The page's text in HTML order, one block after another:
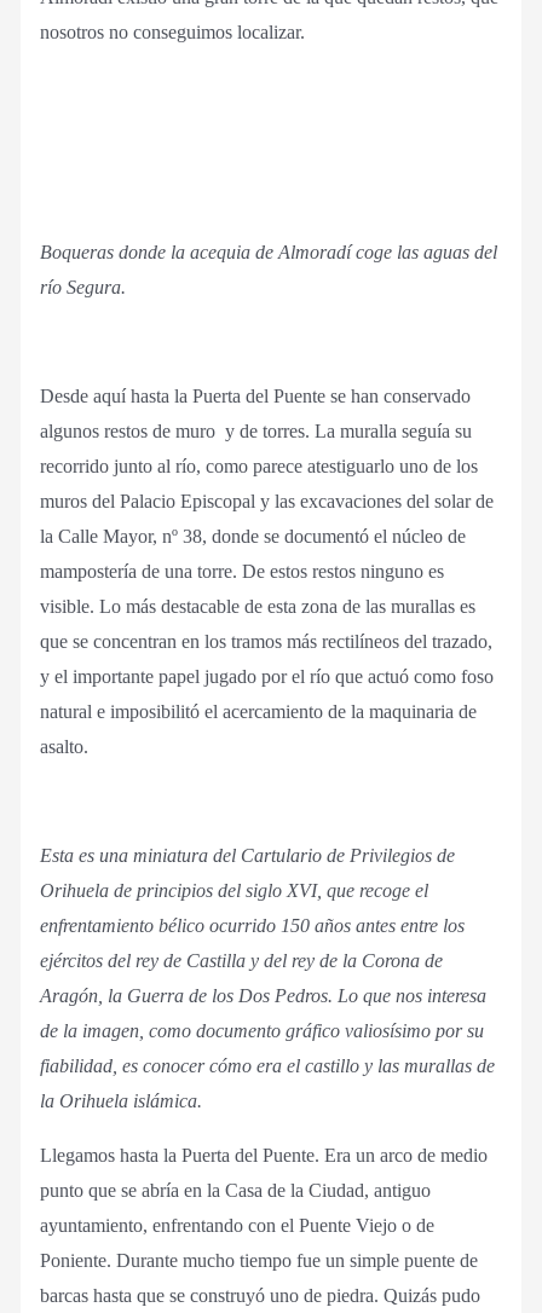
nosotros no conseguimos localizar.
Boqueras donde la acequia de Almoradí coge las aguas del
río Segura.
Desde aquí hasta la Puerta del Puente se han conservado
algunos restos de muro y de torres. La muralla seguía su
recorrido junto al río, como parece atestiguarlo uno de los
muros del Palacio Episcopal y las excavaciones del solar de
la Calle Mayor, nº 38, donde se documentó el núcleo de
mampostería de una torre. De estos restos ninguno es
visible. Lo más destacable de esta zona de las murallas es
que se concentran en los tramos más rectilíneos del trazado,
y el importante papel jugado por el río que actuó como foso
natural e imposibilitó el acercamiento de la maquinaria de
asalto.
Esta es una miniatura del Cartulario de Privilegios de
Orihuela de principios del siglo XVI, que recoge el
enfrentamiento bélico ocurrido 150 años antes entre los
ejércitos del rey de Castilla y del rey de la Corona de
Aragón, la Guerra de los Dos Pedros. Lo que nos interesa
de la imagen, como documento gráfico valiosísimo por su
fiabilidad, es conocer cómo era el castillo y las murallas de
la Orihuela islámica.
Llegamos hasta la Puerta del Puente. Era un arco de medio
punto que se abría en la Casa de la Ciudad, antiguo
ayuntamiento, enfrentando con el Puente Viejo o de
Poniente. Durante mucho tiempo fue un simple puente de
barcas hasta que se construyó uno de piedra. Quizás pudo